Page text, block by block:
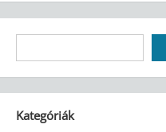
Kategóriák